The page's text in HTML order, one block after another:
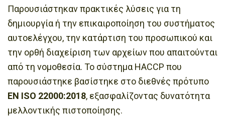
Παρουσιάστηκαν πρακτικές λύσεις για τη
δημιουργία ή την επικαιροποίηση του συστήματος
αυτοελέγχου, την κατάρτιση του προσωπικού και
την ορθή διαχείριση των αρχείων που απαιτούνται
από τη νομοθεσία. Το σύστημα HACCP που
παρουσιάστηκε βασίστηκε στο διεθνές πρότυπο
EN ISO 22000:2018, εξασφαλίζοντας δυνατότητα
μελλοντικής πιστοποίησης.